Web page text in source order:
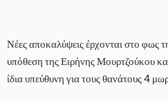
Νέες αποκαλύψεις έρχονται στο φως
υπόθεση της Ειρήνης Μουρτζούκου
ίδια υπεύθυνη για τους θανάτους 4